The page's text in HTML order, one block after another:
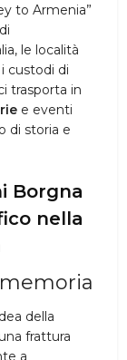
to Armenia”
le località
custodi di
trasporta in
e eventi
di storia e
Borgna
nella
della
frattura
a